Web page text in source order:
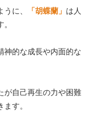
に、 「胡蝶蘭」 は人
神的な成長や内面的な
が自己再生の力や困難
す。